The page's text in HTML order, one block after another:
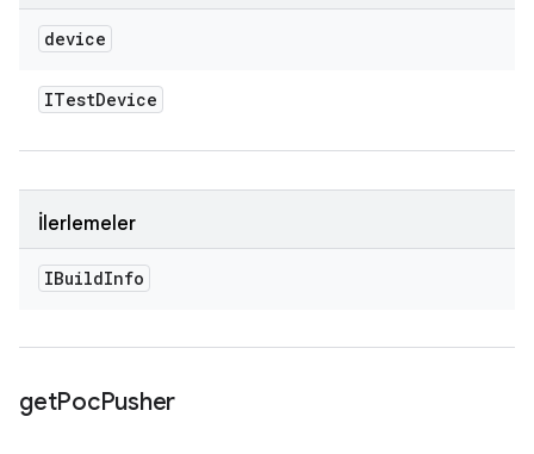
device
ITestDevice
İlerlemeler
IBuildInfo
getPocPusher